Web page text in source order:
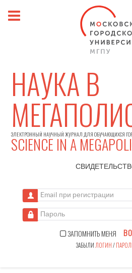
НАУКА В
ЭЛЕКТРОННЫЙ НАУЧНЫЙ ЖУРНАЛ ДЛЯ ОБУЧАЮЩИХСЯ
SCIENCE IN A
Email при регистрации
Пароль
ЗАПОМНИТЬ МЕНЯ
ЗАБЫЛИ ЛОГИН/